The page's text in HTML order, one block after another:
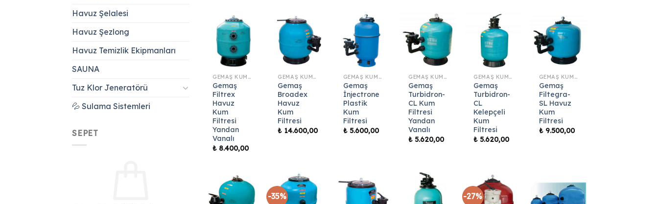
Havuz Şelalesi
Havuz Şezlong
Havuz Temizlik Ekipmanları
SAUNA
Tuz Klor Jeneratörü
💦 Sulama Sistemleri
SEPET
GEMAŞ KUM FILTRESI
Gemaş
Filtrex
Havuz
Kum
Filtresi
Yandan
Vanalı
₺ 8.400,00
GEMAŞ KUM FILTRESI
Gemaş
Broadex
Havuz
Kum
Filtresi
₺ 14.600,00
GEMAŞ KUM FILTRESI
Gemaş
İnjectrone
Plastik
Kum
Filtresi
₺5.600,00
GEMAŞ KUM FILTRESI
Gemaş
Turbidron-
CL Kum
Filtresi
Yandan
Vanalı
₺ 5.620,00
GEMAŞ KUM FILTRESI
Gemaş
Turbidron-
CL
Kelepçeli
Kum
Filtresi
₺ 5.620,00
GEMAŞ KUM FILTRESI
Gemaş
Filtegra-
SL Havuz
Kum
Filtresi
₺9.500,00
-35% -27%